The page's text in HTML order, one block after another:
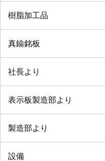
樹脂加工品
真鍮銘板
社長より
表示板製造部より
製造部より
設備